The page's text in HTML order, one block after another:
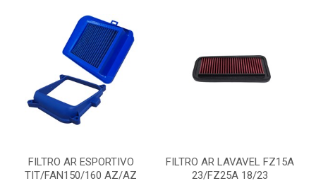
FILTRO AR ESPORTIVO
TIT/FAN150/160 AZ/AZ
FILTRO AR LAVAVEL FZ15A
23/FZ25A 18/23